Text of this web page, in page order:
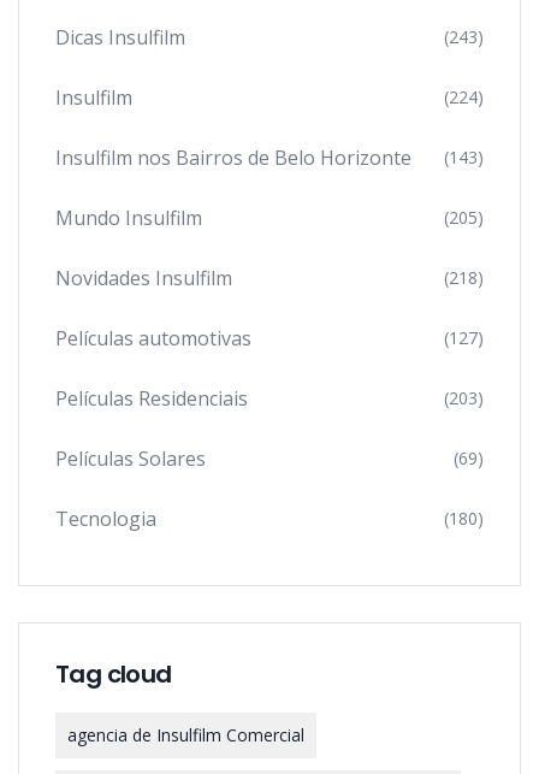
Dicas Insulfilm (243)
Insulfilm (224)
Insulfilm nos Bairros de Belo Horizonte (143)
Mundo Insulfilm (205)
Novidades Insulfilm (218)
Películas automotivas (127)
Películas Residenciais (203)
Películas Solares (69)
Tecnologia (180)
Tag cloud
agencia de Insulfilm Comercial